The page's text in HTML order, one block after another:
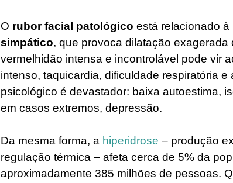
O rubor facial patológico está relacionado à
simpático, que provoca dilatação
vermelhidão intensa e incontrolável pode vir
intenso, taquicardia, dificuldade respiratória
psicológico é devastador: baixa autoestima,
em casos extremos, depressão.​
Da mesma forma, a hiperidrose – produção
regulação térmica – afeta cerca de 5% da
aproximadamente 385 milhões de pessoas.